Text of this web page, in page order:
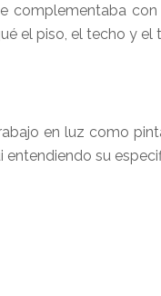
complementaba
el piso, el techo y el
en luz como
su